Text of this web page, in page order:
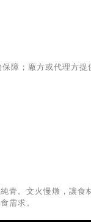
障；廠方或代理方提
青。文火慢燉，讓
需求。